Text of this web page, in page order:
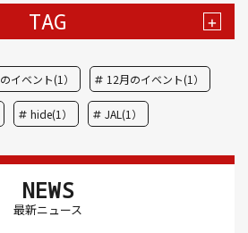
TAG +
イベント(1） 12月のイベント(1）
hide(1） JAL(1）
アイスクリーム店(1）
ライ(1） アド街(3）
NEWS
最新ニュース